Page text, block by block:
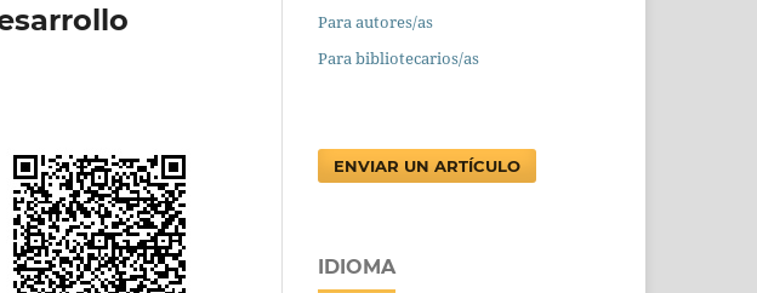
Para autores/as
Para bibliotecarios/as
ENVIAR UN ARTÍCULO
IDIOMA